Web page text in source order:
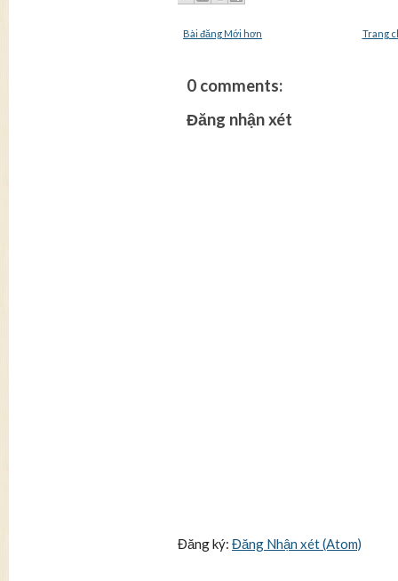
Bài đăng Mới hơn Trang
0 comments:
Đăng nhận xét
Đăng ký: Đăng Nhận xét (Atom)